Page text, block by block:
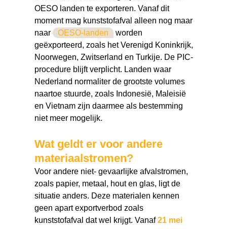
OESO landen te exporteren. Vanaf dit
moment mag kunststofafval alleen nog maar
naar
OESO-landen
worden
geëxporteerd, zoals het Verenigd Koninkrijk,
Noorwegen, Zwitserland en Turkije. De PIC-
procedure blijft verplicht. Landen waar
Nederland normaliter de grootste volumes
naartoe stuurde, zoals Indonesië, Maleisië
en Vietnam zijn daarmee als bestemming
niet meer mogelijk.
Wat geldt er voor andere
materiaalstromen?
Voor andere niet- gevaarlijke afvalstromen,
zoals papier, metaal, hout en glas, ligt de
situatie anders. Deze materialen kennen
geen apart exportverbod zoals
kunststofafval dat wel krijgt. Vanaf21 mei